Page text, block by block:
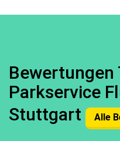
Bewertungen
Parkservice
Stuttgart
Alle